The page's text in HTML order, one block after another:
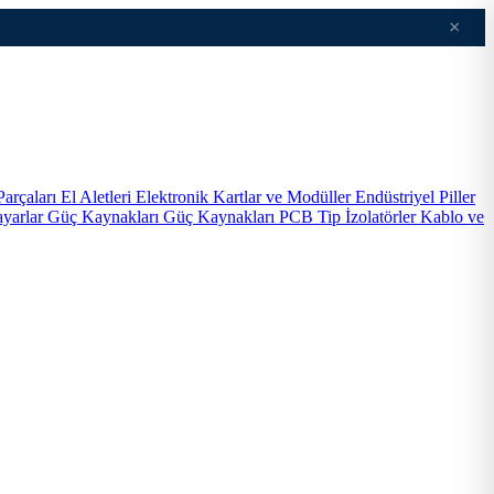
×
El Aletleri Elektronik Kartlar ve ModüllerEndüstriyel Piller
Güç Kaynakları Güç Kaynakları PCB Tip İzolatörlerKablo ve